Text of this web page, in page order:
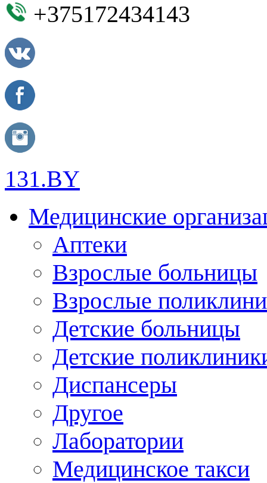
+375172434143
131.BY
Медицинские
Аптеки
Взрослые больницы
Взрослые
Детские больницы
Детские
Диспансеры
Другое
Лаборатории
Медицинское такси